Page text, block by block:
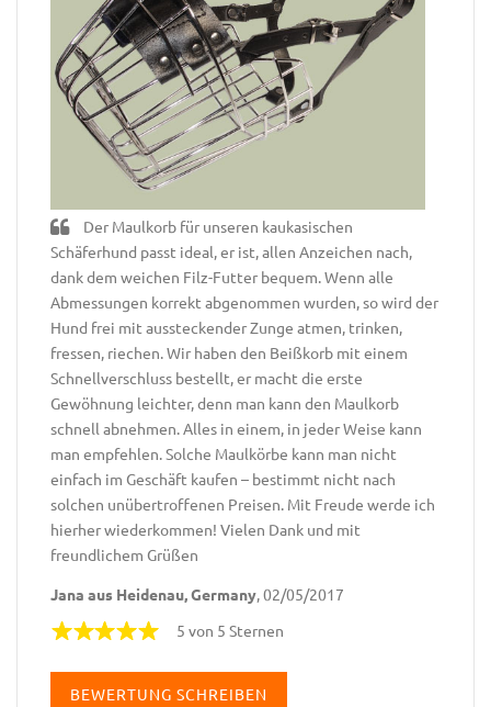
Der Maulkorb für unseren kaukasischen
Schäferhund passt ideal, er ist, allen Anzeichen nach,
dank dem weichen Filz-Futter bequem. Wenn alle
Abmessungen korrekt abgenommen wurden, so wird der
Hund frei mit aussteckender Zunge atmen, trinken,
fressen, riechen. Wir haben den Beißkorb mit einem
Schnellverschluss bestellt, er macht die erste
Gewöhnung leichter, denn man kann den Maulkorb
schnell abnehmen. Alles in einem, in jeder Weise kann
man empfehlen. Solche Maulkörbe kann man nicht
einfach im Geschäft kaufen – bestimmt nicht nach
solchen unübertroffenen Preisen. Mit Freude werde ich
hierher wiederkommen! Vielen Dank und mit
freundlichem Grüßen
Jana aus Heidenau, Germany, 02/05/2017
5 von 5 Sternen
BEWERTUNG SCHREIBEN